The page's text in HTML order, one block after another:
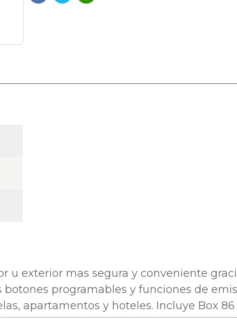
u exterior mas segura y conveniente
programables y funciones de
apartamentos y hoteles. Incluye Box 86